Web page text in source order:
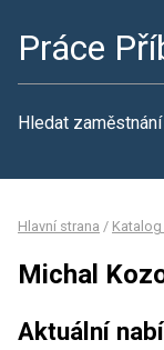
Práce
Hledat zaměstnání
Hlavní strana / Katalog
Michal
Aktuální